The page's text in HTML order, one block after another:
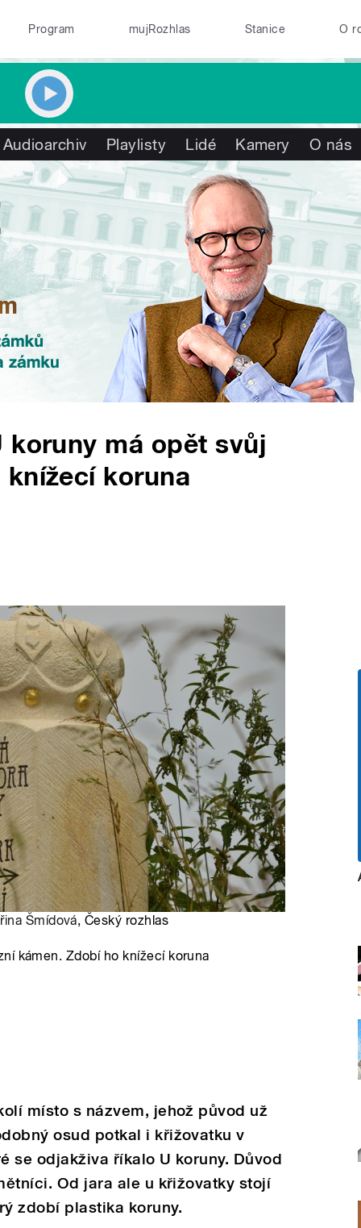
Program mujRozhlas Stanice O
Audioarchiv Playlisty Lidé Kamery O nás
koruny má opět svůj
koruna
Šmídová, Český rozhlas
kámen. Zdobí ho knížecí koruna
místo s názvem, jehož původ už
osud potkal i křižovatku v
se odjakživa říkalo U koruny. Důvod
Od jara ale u křižovatky stojí
zdobí plastika koruny.